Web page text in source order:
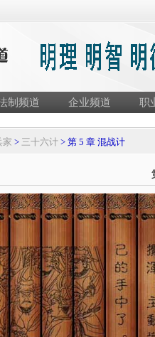
制频道 企业频道 职
家 > 三十六计 > 第 5 章 混战计